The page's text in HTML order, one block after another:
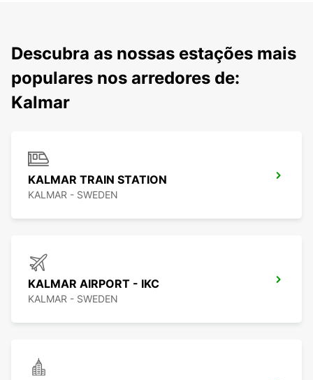
Descubra as nossas estações mais
populares nos arredores de:
Kalmar
KALMAR TRAIN STATION
KALMAR - SWEDEN
KALMAR AIRPORT - IKC
KALMAR - SWEDEN